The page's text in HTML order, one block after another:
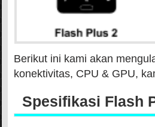
Berikut ini kami akan
konektivitas, CPU & GPU,
Spesifikasi Flash